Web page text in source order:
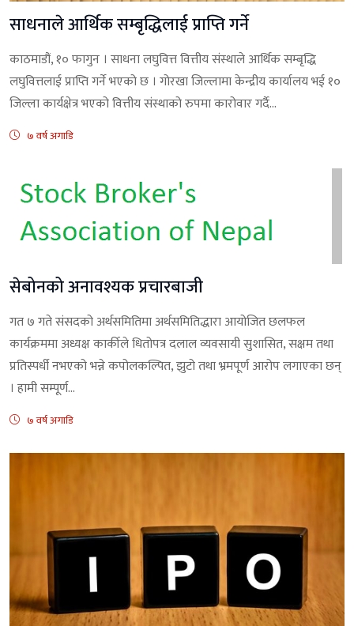
साधनाले आर्थिक सम्बृद्धिलाई प्राप्ति गर्ने
काठमाडौं, १० फागुन । साधना लघुवित्त वित्तीय संस्थाले आर्थिक सम्बृद्धि
लघुवित्तलाई प्राप्ति गर्ने भएको छ । गोरखा जिल्लामा केन्द्रीय कार्यालय भई १०
जिल्ला कार्यक्षेत्र भएको वित्तीय संस्थाको रुपमा कारोवार गर्दै...
७ वर्ष अगाडि
सेबोनको अनावश्यक प्रचारबाजी
गत ७ गते संसदको अर्थसमितिमा अर्थसमितिद्धारा आयोजित छलफल
कार्यक्रममा अध्यक्ष कार्कीले धितोपत्र दलाल व्यवसायी सुशासित, सक्षम तथा
प्रतिस्पर्धी नभएको भन्ने कपोलकल्पित, झुटो तथा भ्रमपूर्ण आरोप लगाएका छन्
। हामी सम्पूर्ण...
७ वर्ष अगाडि